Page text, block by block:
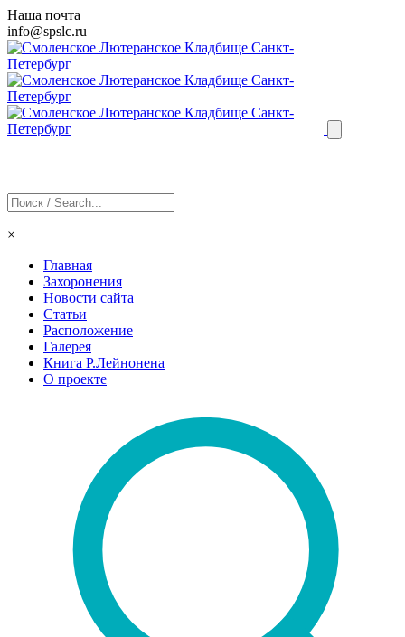
Наша почта
info@spslc.ru
×
Главная
Захоронения
Новости сайта
Статьи
Расположение
Галерея
Книга Р.Лейнонена
О проекте